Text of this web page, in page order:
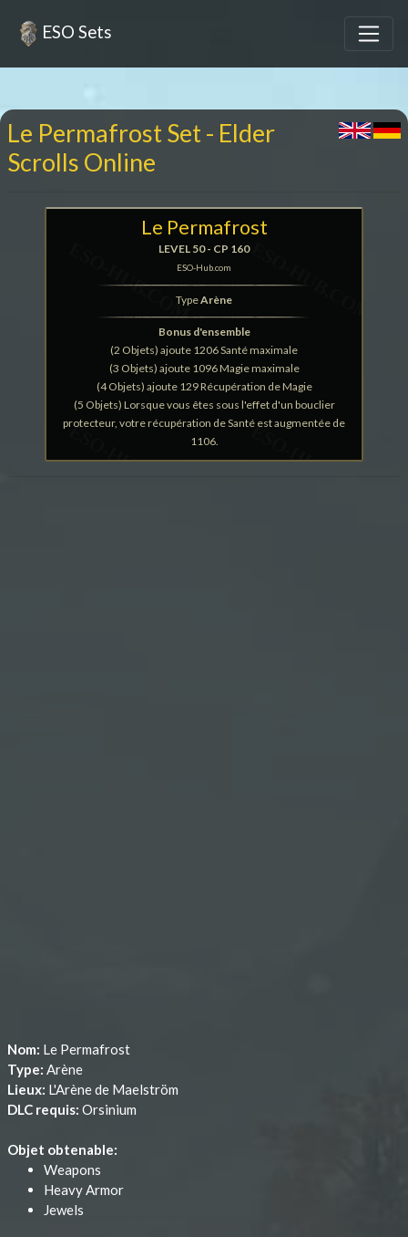
ESO Sets
Le Permafrost Set - Elder
Scrolls Online
Le Permafrost
LEVEL 50 - CP 160
ESO-Hub.com
TypeArène
Bonus d'ensemble
(2 Objets) ajoute 1206 Santé maximale
(3 Objets) ajoute 1096 Magie maximale
(4 Objets) ajoute 129 Récupération de Magie
(5 Objets) Lorsque vous êtes sous l'effet d'un bouclier
protecteur, votre récupération de Santé est augmentée de
1106.
Nom: Le Permafrost
Type: Arène
Lieux: L'Arène de Maelström
DLC requis: Orsinium
Objet obtenable:
Weapons
Heavy Armor
Jewels